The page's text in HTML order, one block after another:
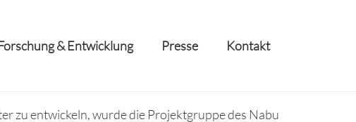
& Entwicklung Presse Kontakt
zu entwickeln, wurde die Projektgruppe des Nabu